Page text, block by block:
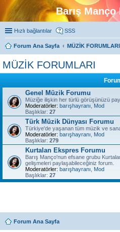
Barış
Hızlı bağlantılar SSS
Forum Ana Sayfa
MÜZİK FORUMLARI
MÜZİK FORUMLARI
Genel Müzik Forumu
Müziğe ilişkin her türlü görüşünüzü
Moderatörler: barışhayranı
Mod
Başlıklar: 27
Türk Müzik Dünyası Forumu
Türkiye'de yaşanan tüm müzik ve
Moderatörler: barışhayranı
Mod
Başlıklar: 279
Kurtalan Ekspres Forumu
Barış Manço'nun efsane grubu
gelişmeleri paylaşabileceğiniz forum.
Moderatörler: barışhayranı
Mod
Başlıklar: 27
Forum Ana Sayfa